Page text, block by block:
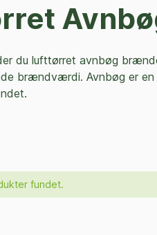
du lufttørret avnbøg
brændværdi. Avnbøg er
fundet.